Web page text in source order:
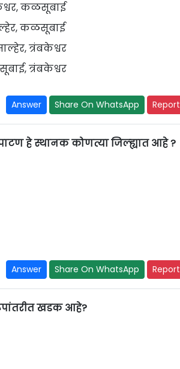
कळसूबाई
कळसूबाई
त्रंबकेश्वर
त्रंबकेश्वर
Answer Share On WhatsApp Report
हे स्थानक कोणत्या जिल्ह्यात आहे ?
Answer Share On WhatsApp Report
खडक आहे?